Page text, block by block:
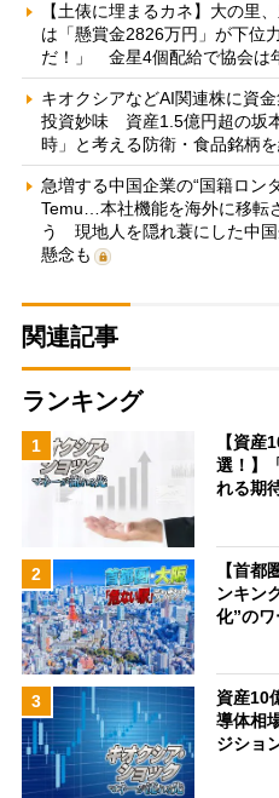
【土俵に埋まるカネ】大の里
は「懸賞金2826万円」が下位
だ！」 金星4個配給で協会は
キオクシアなどAI関連株に資
投資妙味 資産1.5億円超の坂
時」と考える防衛・食品銘柄
急増する中国企業の“国籍ロン
Temu…本社機能を海外に移転
う 現地人を隠れ蓑にした中
懸念も
関連記事
ランキング
1
【資産
選！】
れる期
2
【首都
ンキン
化”の
3
資産10
導体相
ジショ